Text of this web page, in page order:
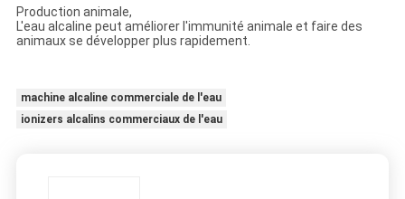
Production animale,
L'eau alcaline peut améliorer l'immunité animale et faire des
animaux se développer plus rapidement.
machine alcaline commerciale de l'eau
ionizers alcalins commerciaux de l'eau